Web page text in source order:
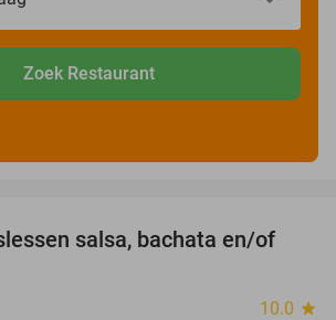
Zoek Restaurant
56%
salsa, bachata en/of
10.0 star